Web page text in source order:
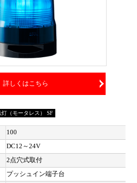
詳しくはこちら
灯（モータレス） SF
100
DC12～24V
2点穴式取付
プッシュイン端子台